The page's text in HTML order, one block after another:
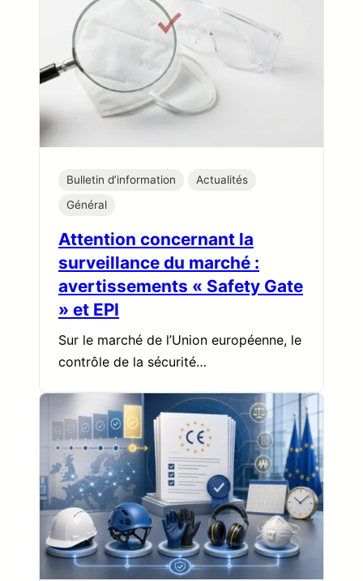
Bulletin d’information
Actualités
Général
Attention concernant la
surveillance du marché :
avertissements « Safety Gate
» et EPI
Sur le marché de l’Union européenne, le
contrôle de la sécurité…